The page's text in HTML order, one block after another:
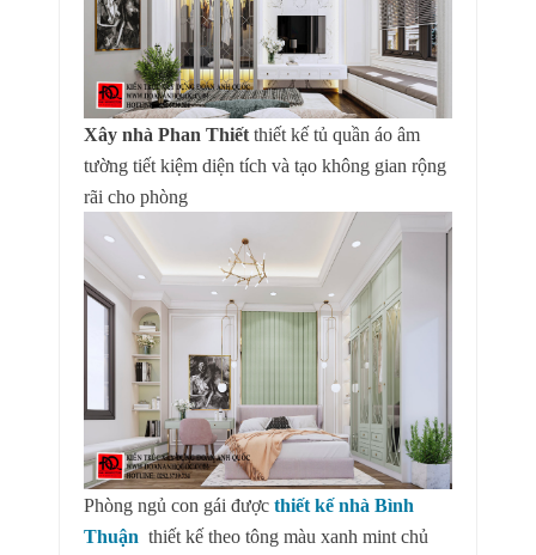
Xây nhà Phan Thiết thiết kế tủ quần áo âm
tường tiết kiệm diện tích và tạo không gian rộng
rãi cho phòng
Phòng ngủ con gái được thiết kế nhà Bình
Thuận thiết kế theo tông màu xanh mint chủ